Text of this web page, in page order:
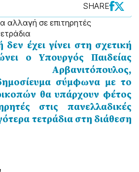
SHARE
αλλαγή σε επιτηρητές
έχει γίνει στη σχετική
ο Υπουργός Παιδείας
Αρβανιτόπουλος,
σύμφωνα με το
θα υπάρχουν φέτος
στις πανελλαδικές
τετράδια στη διάθεση